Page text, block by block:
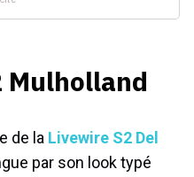
Mulholland
de la Livewire S2 Del
par son look typé